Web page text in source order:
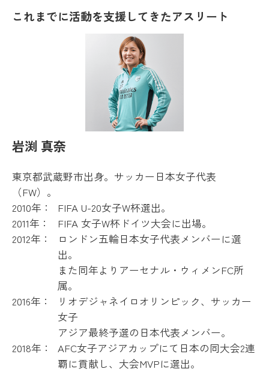
これまでに活動を支援してきたアスリート
岩渕 真奈
東京都武蔵野市出身。サッカー日本女子代表
（FW）。
2010年：
FIFA U-20女子W杯選出。
2011年：
FIFA 女子W杯ドイツ大会に出場。
2012年：
ロンドン五輪日本女子代表メンバーに選
出。
また同年よりアーセナル・ウィメンFC所
属。
2016年：
リオデジャネイロオリンピック、サッカー
女子
アジア最終予選の日本代表メンバー。
2018年：
AFC女子アジアカップにて日本の同大会2連
覇に貢献し、大会MVPに選出。